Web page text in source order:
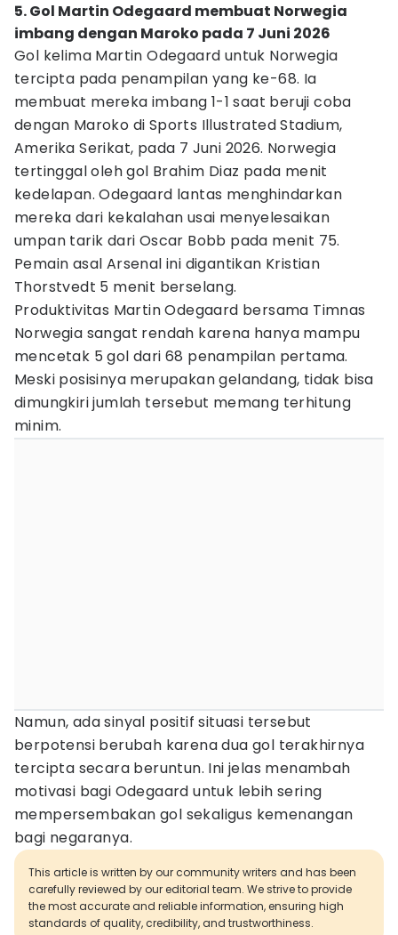
5. Gol Martin Odegaard membuat Norwegia
imbang dengan Maroko pada 7 Juni 2026
Gol kelima Martin Odegaard untuk Norwegia
tercipta pada penampilan yang ke-68. Ia
membuat mereka imbang 1-1 saat beruji coba
dengan Maroko di Sports Illustrated Stadium,
Amerika Serikat, pada 7 Juni 2026. Norwegia
tertinggal oleh gol Brahim Diaz pada menit
kedelapan. Odegaard lantas menghindarkan
mereka dari kekalahan usai menyelesaikan
umpan tarik dari Oscar Bobb pada menit 75.
Pemain asal Arsenal ini digantikan Kristian
Thorstvedt 5 menit berselang.
Produktivitas Martin Odegaard bersama Timnas
Norwegia sangat rendah karena hanya mampu
mencetak 5 gol dari 68 penampilan pertama.
Meski posisinya merupakan gelandang, tidak bisa
dimungkiri jumlah tersebut memang terhitung
minim.
Namun, ada sinyal positif situasi tersebut
berpotensi berubah karena dua gol terakhirnya
tercipta secara beruntun. Ini jelas menambah
motivasi bagi Odegaard untuk lebih sering
mempersembakan gol sekaligus kemenangan
bagi negaranya.
This article is written by our community writers and has been
carefully reviewed by our editorial team. We strive to provide
the most accurate and reliable information, ensuring high
standards of quality, credibility, and trustworthiness.